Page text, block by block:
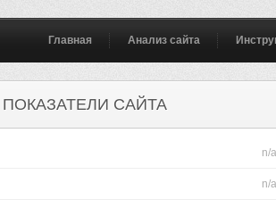
Главная Анализ сайта
САЙТА
n/a
n/a